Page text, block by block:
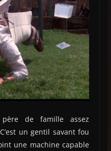
de famille assez
un gentil savant fou
une machine capable